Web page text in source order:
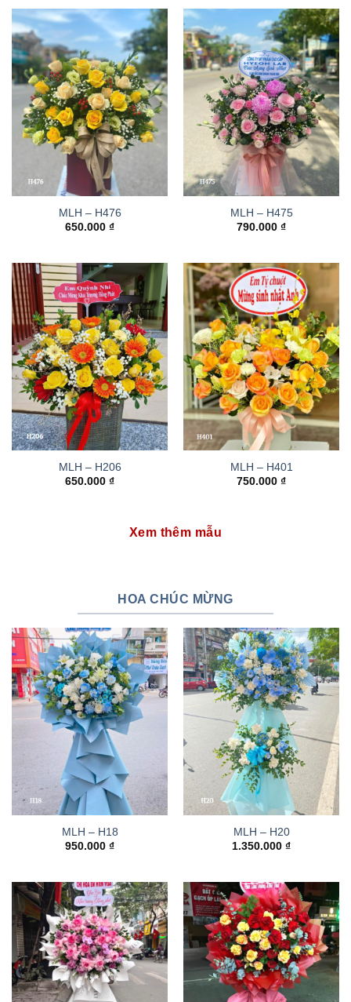
MLH – H476
650.000 ₫
MLH – H475
790.000 ₫
MLH – H206
650.000 ₫
MLH – H401
750.000 ₫
Xem thêm mẫu
HOA CHÚC MỪNG
MLH – H18
950.000 ₫
MLH – H20
1.350.000 ₫